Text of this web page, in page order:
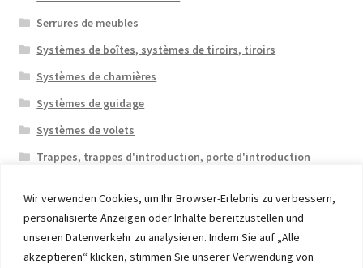
Wir verwenden Cookies, um Ihr Browser-Erlebnis zu verbessern,
personalisierte Anzeigen oder Inhalte bereitzustellen und
unseren Datenverkehr zu analysieren. Indem Sie auf „Alle
akzeptieren“ klicken, stimmen Sie unserer Verwendung von
Serrures de meubles
Systèmes de boîtes, systèmes de tiroirs, tiroirs
Systèmes de charnières
Systèmes de guidage
Systèmes de volets
Trappes, trappes d'introduction, porte d'introduction